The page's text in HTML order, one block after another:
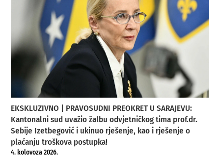
EKSKLUZIVNO | PRAVOSUDNI PREOKRET U SARAJEVU:
Kantonalni sud uvažio žalbu odvjetničkog tima prof.dr.
Sebije Izetbegović i ukinuo rješenje, kao i rješenje o
plaćanju troškova postupka!
4. kolovoza 2026.